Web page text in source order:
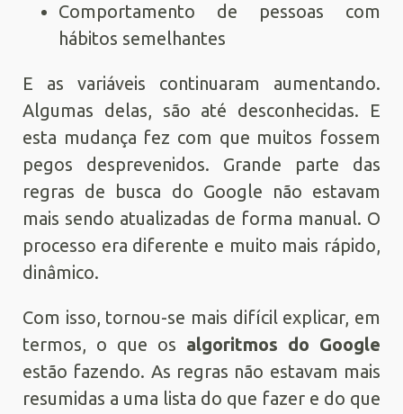
Comportamento de pessoas com
hábitos semelhantes
E as variáveis continuaram aumentando.
Algumas delas, são até desconhecidas. E
esta mudança fez com que muitos fossem
pegos desprevenidos. Grande parte das
regras de busca do Google não estavam
mais sendo atualizadas de forma manual. O
processo era diferente e muito mais rápido,
dinâmico.
Com isso, tornou-se mais difícil explicar, em
termos, o que os algoritmos do Google
estão fazendo. As regras não estavam mais
resumidas a uma lista do que fazer e do que